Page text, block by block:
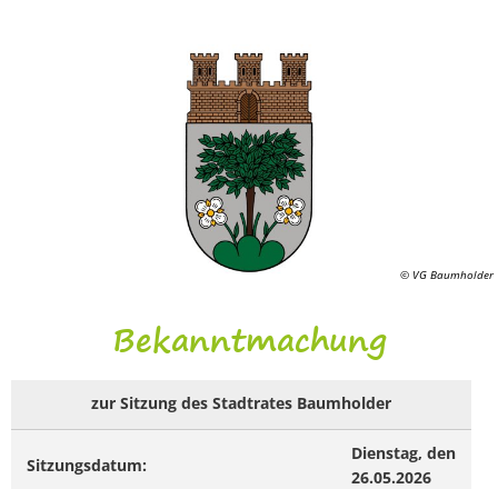
© VG Baumholder
Bekanntmachung
zur Sitzung des Stadtrates Baumholder
Sitzungsdatum:
Dienstag, den
26.05.2026